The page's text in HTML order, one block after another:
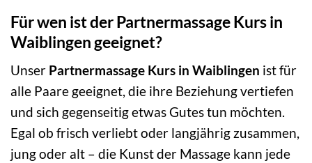
Für wen ist der Partnermassage Kurs in
Waiblingen geeignet?
Unser Partnermassage Kurs in Waiblingen ist für
alle Paare geeignet, die ihre Beziehung vertiefen
und sich gegenseitig etwas Gutes tun möchten.
Egal ob frisch verliebt oder langjährig zusammen,
jung oder alt – die Kunst der Massage kann jede